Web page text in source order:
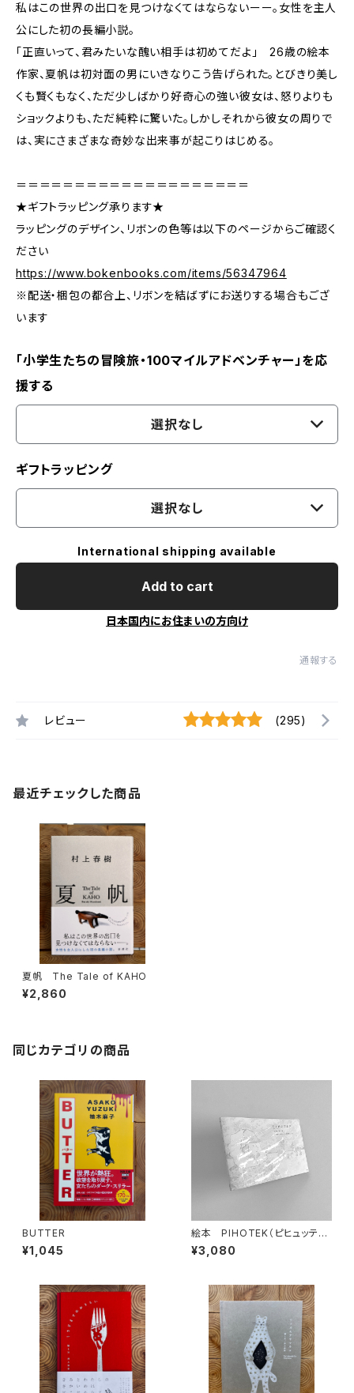
私はこの世界の出口を見つけなくてはならないーー。女性を主人
公にした初の長編小説。
「正直いって、君みたいな醜い相手は初めてだよ」 26歳の絵本
作家、夏帆は初対面の男にいきなりこう告げられた。とびきり美し
くも賢くもなく、ただ少しばかり好奇心の強い彼女は、怒りよりも
ショックよりも、ただ純粋に驚いた。しかしそれから彼女の周りで
は、実にさまざまな奇妙な出来事が起こりはじめる。
＝＝＝＝＝＝＝＝＝＝＝＝＝＝＝＝＝＝＝＝
★ギフトラッピング承ります★
ラッピングのデザイン、リボンの色等は以下のページからご確認く
ださい
https://www.bokenbooks.com/items/56347964
※配送・梱包の都合上、リボンを結ばずにお送りする場合もござ
います
「小学生たちの冒険旅・100マイルアドベンチャー」を応
援する
選択なし
ギフトラッピング
選択なし
International shipping available
Add to cart
日本国内にお住まいの方向け
通報する
レビュー (295)
最近チェックした商品
夏帆 The Tale of KAHO
¥2,860
同じカテゴリの商品
BUTTER
¥1,045
絵本 PIHOTEK（ピヒュッティ）
北極を風と歩く
¥3,080